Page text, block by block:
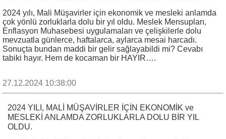
2024 yılı, Mali Müşavirler için ekonomik ve mesleki anlamda
çok yönlü zorluklarla dolu bir yıl oldu. Meslek Mensupları,
Enflasyon Muhasebesi uygulamaları ve çelişkilerle dolu
mevzuatla günlerce, haftalarca, aylarca mesai harcadı.
Sonuçta bundan maddi bir gelir sağlayabildi mi? Cevabı
tabiki hayır. Hem de kocaman bir HAYIR….
27.12.2024 10:38:00
2024 YILI, MALİ MÜŞAVİRLER İÇİN EKONOMİK ve
MESLEKİ ANLAMDA ZORLUKLARLA DOLU BİR YIL
OLDU.